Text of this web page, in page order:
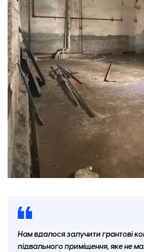
Нам вдалося залучити грантові
підвального приміщення, яке не